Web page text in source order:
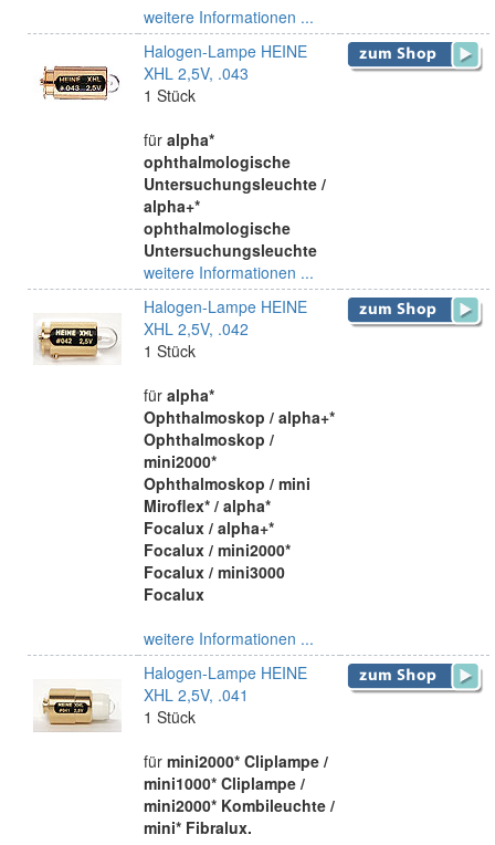
weitere Informationen ...
Halogen-Lampe HEINE
XHL 2,5V, .043
1 Stück
für alpha*
ophthalmologische
Untersuchungsleuchte /
alpha+*
ophthalmologische
Untersuchungsleuchte
weitere Informationen ...
Halogen-Lampe HEINE
XHL 2,5V, .042
1 Stück
für alpha*
Ophthalmoskop / alpha+*
Ophthalmoskop /
mini2000*
Ophthalmoskop / mini
Miroflex* / alpha*
Focalux / alpha+*
Focalux / mini2000*
Focalux / mini3000
Focalux
weitere Informationen ...
Halogen-Lampe HEINE
XHL 2,5V, .041
1 Stück
für mini2000* Cliplampe /
mini1000* Cliplampe /
mini2000* Kombileuchte /
mini* Fibralux.